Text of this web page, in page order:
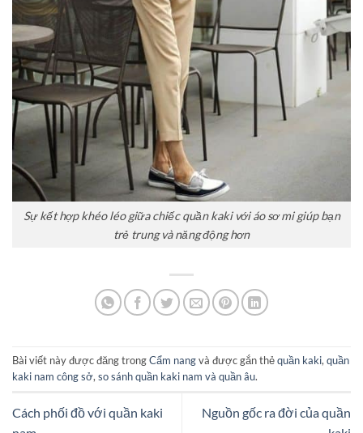
Sự kết hợp khéo léo giữa chiếc quần kaki với áo sơ mi giúp bạn
trẻ trung và năng động hơn
Bài viết này được đăng trongCẩm nangvà được gắn thẻquần kaki, quần
kaki nam công sở, so sánh quần kaki nam và quần âu.
Cách phối đồ với quần kaki
Nguồn gốc ra đời của quần